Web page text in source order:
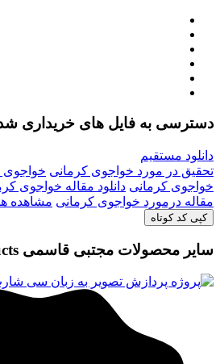
دسترسی به فایل های خریداری
دانلود مستقیم
تحقیق در مورد خواجوی کرمانی خواجوی
خواجوی کرمانی دانلود مقاله خواجوی
مقاله درمورد خواجوی کرمانی مشاهده
کپی کد کوتاه
سایر محصولات مجتبی قاسمی